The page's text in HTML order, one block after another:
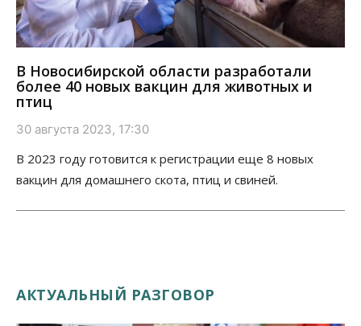
В Новосибирской области разработали
более 40 новых вакцин для животных и
птиц
30 августа 2023, 17:30
В 2023 году готовится к регистрации еще 8 новых
вакцин для домашнего скота, птиц и свиней.
АКТУАЛЬНЫЙ РАЗГОВОР